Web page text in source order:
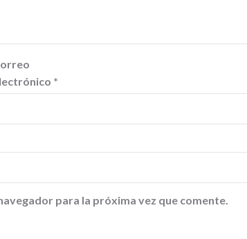
*
para la próxima vez que comente.